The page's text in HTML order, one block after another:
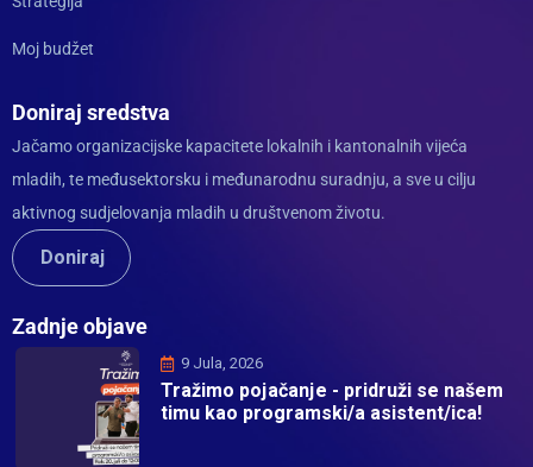
Moj budžet
Doniraj sredstva
Jačamo organizacijske kapacitete lokalnih i kantonalnih vijeća
mladih, te međusektorsku i međunarodnu suradnju, a sve u cilju
aktivnog sudjelovanja mladih u društvenom životu.
Doniraj
Zadnje objave
9 Jula, 2026
Tražimo pojačanje - pridruži se našem
timu kao programski/a asistent/ica!